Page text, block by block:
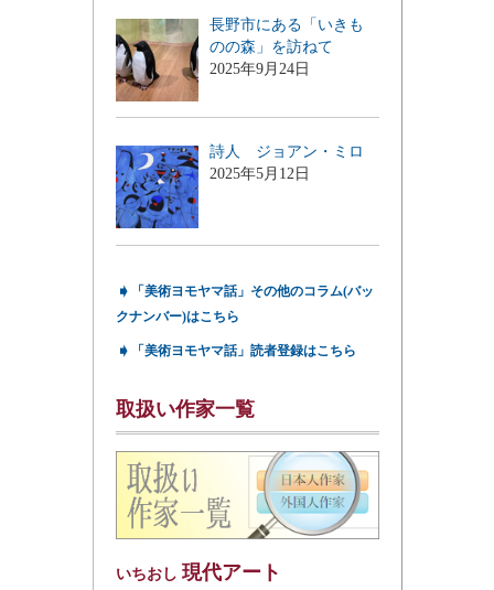
長野市にある「いきも
のの森」を訪ねて
2025年9月24日
詩人 ジョアン・ミロ
2025年5月12日
➧
「美術ヨモヤマ話」その他のコラム(バッ
クナンバー)はこちら
➧ 「美術ヨモヤマ話」読者登録はこちら
取扱い作家一覧
いちおし 現代アート